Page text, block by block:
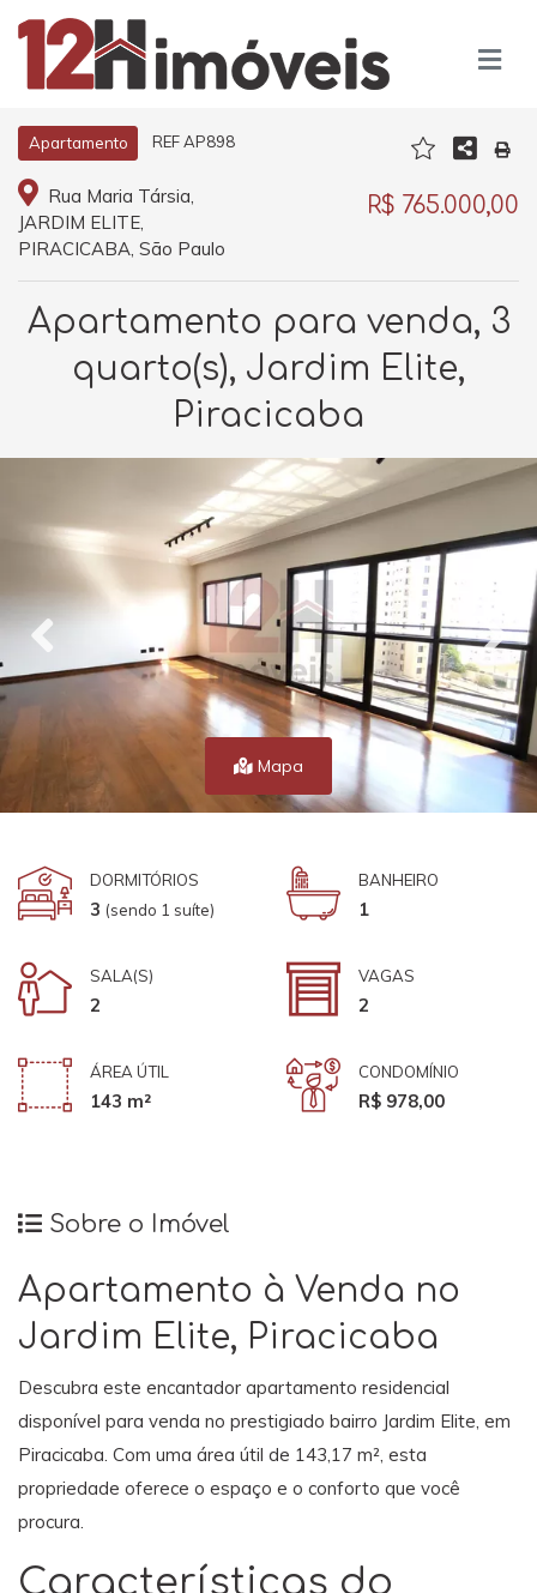
Apartamento REF AP898
Rua Maria Társia,
JARDIM ELITE,
PIRACICABA, São Paulo
R$ 765.000,00
Apartamento para venda, 3
quarto(s), Jardim Elite,
Piracicaba
Mapa
DORMITÓRIOS
3 (sendo 1 suíte)
BANHEIRO
1
SALA(S)
2
VAGAS
2
ÁREA ÚTIL
143 m²
CONDOMÍNIO
R$ 978,00
Sobre o Imóvel
Apartamento à Venda no
Jardim Elite, Piracicaba
Descubra este encantador apartamento residencial
disponível para venda no prestigiado bairro Jardim Elite, em
Piracicaba. Com uma área útil de 143,17 m², esta
propriedade oferece o espaço e o conforto que você
procura.
Características do